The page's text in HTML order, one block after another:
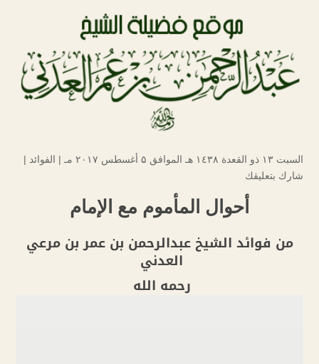
السبت ۱۳ ذو القعدة ۱٤۳۸ هـ الموافق ۵ أغسطس ۲۰۱۷ مـ | الفوائد |
شارك بتعليقك
أحوال المأموم مع الإمام
من فوائد الشيخ عبدالرحمن بن عمر بن مرعي
العدني
رحمه الله